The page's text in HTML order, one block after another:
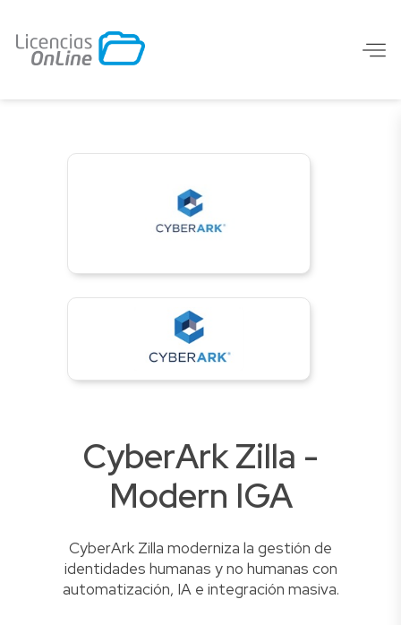
CyberArk Zilla -
Modern IGA
CyberArk Zilla moderniza la gestión de
identidades humanas y no humanas con
automatización, IA e integración masiva.